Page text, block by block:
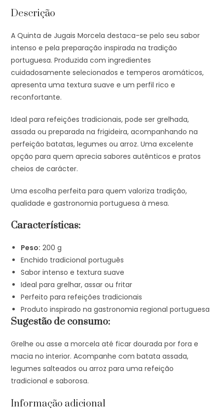
Descrição
A Quinta de Jugais Morcela destaca-se pelo seu sabor
intenso e pela preparação inspirada na tradição
portuguesa. Produzida com ingredientes
cuidadosamente selecionados e temperos aromáticos,
apresenta uma textura suave e um perfil rico e
reconfortante.
Ideal para refeições tradicionais, pode ser grelhada,
assada ou preparada na frigideira, acompanhando na
perfeição batatas, legumes ou arroz. Uma excelente
opção para quem aprecia sabores autênticos e pratos
cheios de carácter.
Uma escolha perfeita para quem valoriza tradição,
qualidade e gastronomia portuguesa à mesa.
Características:
Peso: 200 g
Enchido tradicional português
Sabor intenso e textura suave
Ideal para grelhar, assar ou fritar
Perfeito para refeições tradicionais
Produto inspirado na gastronomia regional portuguesa
Sugestão de consumo:
Grelhe ou asse a morcela até ficar dourada por fora e
macia no interior. Acompanhe com batata assada,
legumes salteados ou arroz para uma refeição
tradicional e saborosa.
Informação adicional